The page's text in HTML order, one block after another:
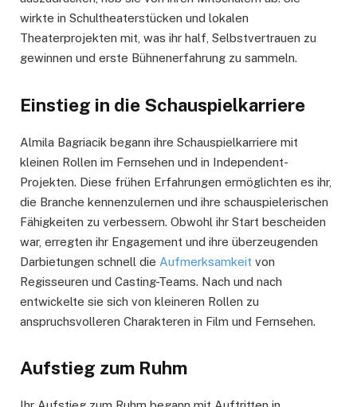
wirkte in Schultheaterstücken und lokalen
Theaterprojekten mit, was ihr half, Selbstvertrauen zu
gewinnen und erste Bühnenerfahrung zu sammeln.
Einstieg in die Schauspielkarriere
Almila Bagriacik begann ihre Schauspielkarriere mit
kleinen Rollen im Fernsehen und in Independent-
Projekten. Diese frühen Erfahrungen ermöglichten es ihr,
die Branche kennenzulernen und ihre schauspielerischen
Fähigkeiten zu verbessern. Obwohl ihr Start bescheiden
war, erregten ihr Engagement und ihre überzeugenden
Darbietungen schnell die Aufmerksamkeit von
Regisseuren und Casting-Teams. Nach und nach
entwickelte sie sich von kleineren Rollen zu
anspruchsvolleren Charakteren in Film und Fernsehen.
Aufstieg zum Ruhm